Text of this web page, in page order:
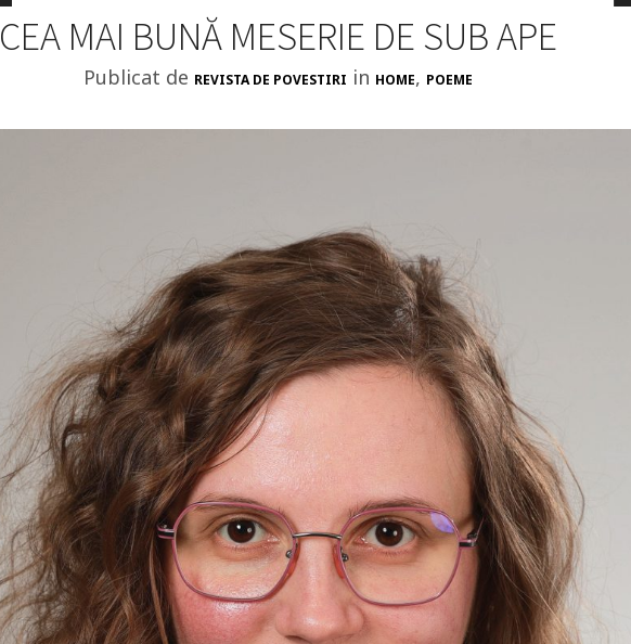
CEA MAI BUNĂ MESERIE DE SUB APE
Publicat de REVISTA DE POVESTIRI in HOME, POEME